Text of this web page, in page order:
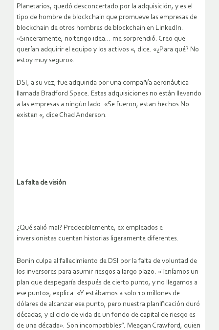
Planetarios, quedó desconcertado por la adquisición, y es el
tipo de hombre de blockchain que promueve las empresas de
blockchain de otros hombres de blockchain en LinkedIn.
«Sinceramente, no tengo idea… me sorprendió. Creo que
querían adquirir el equipo y los activos «, dice. «¿Para qué? No
estoy muy seguro».
DSI, a su vez, fue adquirida por una compañía aeronáutica
llamada Bradford Space. Estas adquisiciones no están llevando
a las empresas a ningún lado. «Se fueron; estan hechos No
existen «, dice Chad Anderson.
La falta de visión
¿Qué salió mal? Predeciblemente, ex empleados e
inversionistas cuentan historias ligeramente diferentes.
Bonin culpa al fallecimiento de DSI por la falta de voluntad de
los inversores para asumir riesgos a largo plazo. «Teníamos un
plan que despegaría después de cierto punto, y no llegamos a
ese punto», explica. «Y estábamos a solo 10 millones de
dólares de alcanzar ese punto, pero nuestra planificación duró
décadas, y el ciclo de vida de un fondo de capital de riesgo es
de una década». Son incompatibles”. Meagan Crawford, quien